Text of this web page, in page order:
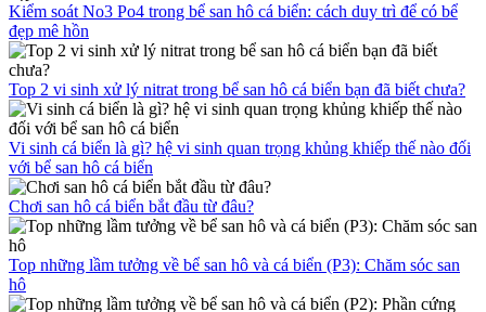
Kiểm soát No3 Po4 trong bể san hô cá biển: cách duy trì để có bể
đẹp mê hồn
Top 2 vi sinh xử lý nitrat trong bể san hô cá biển bạn đã biết chưa?
Vi sinh cá biển là gì? hệ vi sinh quan trọng khủng khiếp thế nào đối
với bể san hô cá biển
Chơi san hô cá biển bắt đầu từ đâu?
Top những lầm tưởng về bể san hô và cá biển (P3): Chăm sóc san
hô